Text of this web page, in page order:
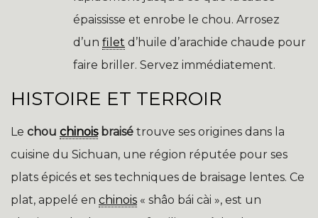
épaississe et enrobe le chou. Arrosez
d’un filet d’huile d’arachide chaude pour
faire briller. Servez immédiatement.
HISTOIRE ET TERROIR
Le chou chinoisbraisé trouve ses origines dans la
cuisine du Sichuan, une région réputée pour ses
plats épicés et ses techniques de braisage lentes. Ce
plat, appelé en chinois « shâo bái cài », est un